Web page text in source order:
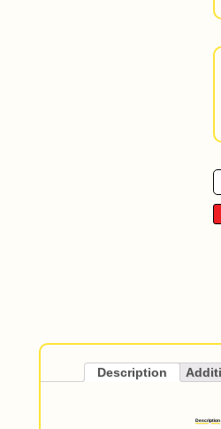
Description
Description